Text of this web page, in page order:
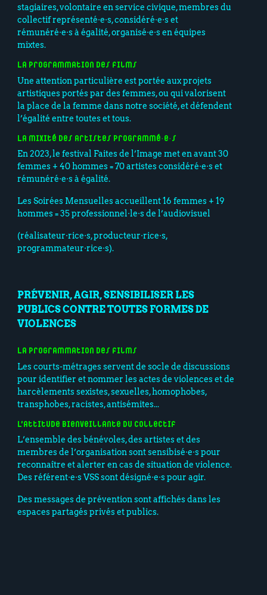
stagiaires, volontaire en service civique, membres du
collectif représenté·e·s, considéré·e·s et
rémunéré·e·s à égalité, organisé·e·s en équipes
mixtes.
La programmation des films
Une attention particulière est portée aux projets
artistiques portés par des femmes, ou qui valorisent
la place de la femme dans notre société, et défendent
l’égalité entre toutes et tous.
La mixité des artistes programmé·e·s
En 2023, le festival Faites de l’Image met en avant 30
femmes + 40 hommes = 70 artistes considéré·e·s et
rémunéré·e·s à égalité.
Les Soirées Mensuelles accueillent 16 femmes + 19
hommes = 35 professionnel·le·s de l’audiovisuel
(réalisateur·rice·s, producteur·rice·s,
programmateur·rice·s).
PRÉVENIR, AGIR, SENSIBILISER LES
PUBLICS CONTRE TOUTES FORMES DE
VIOLENCES
La programmation des films
Les courts-métrages servent de socle de discussions
pour identifier et nommer les actes de violences et de
harcèlements sexistes, sexuelles, homophobes,
transphobes, racistes, antisémites...
L’attitude bienveillante du collectif
L’ensemble des bénévoles, des artistes et des
membres de l’organisation sont sensibisé·e·s pour
reconnaître et alerter en cas de situation de violence.
Des référent·e·s VSS sont désigné·e·s pour agir.
Des messages de prévention sont affichés dans les
espaces partagés privés et publics.